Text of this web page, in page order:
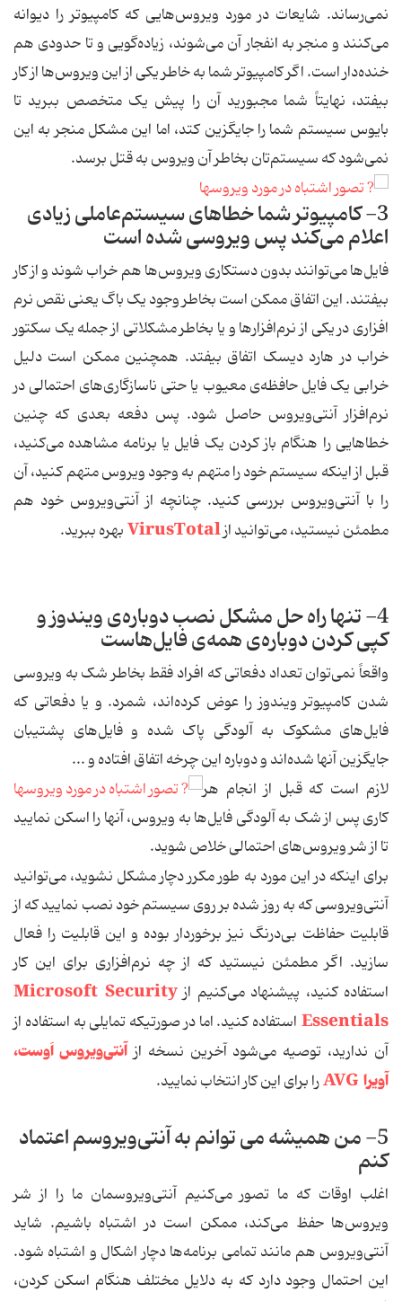
نمی‌رساند. شایعات در مورد ویروس‌هایی که کامپیوتر را دیوانه
می‌کنند و منجر به انفجار آن می‌شوند، زیاده‌گویی و تا حدودی هم
خنده‌دار است. اگر کامپیوتر شما به خاطر یکی از این ویروس‌ها از کار
بیفتد، نهایتاً شما مجبورید آن را پیش یک متخصص ببرید تا
بایوس سیستم شما را جایگزین کتد، اما این مشکل منجر به این
نمی‌شود که سیستم‌تان بخاطر آن ویروس به قتل برسد.
3- کامپیوتر شما خطاهای سیستم‌عاملی زیادی
اعلام می‌کند پس ویروسی شده است
فایل‌ها می‌توانند بدون دستکاری ویروس‌ها هم خراب شوند و از کار
بیفتند. این اتفاق ممکن است بخاطر وجود یک باگ یعنی نقص نرم
افزاری در یکی از نرم‌افزارها و یا بخاطر مشکلاتی از جمله یک سکتور
خراب در هارد دیسک اتفاق بیفتد. همچنین ممکن است دلیل
خرابی یک فایل حافظه‌ی معیوب یا حتی ناسازگاری‌های احتمالی در
نرم‌افزار آنتی‌ویروس حاصل شود. پس دفعه بعدی که چنین
خطاهایی را هنگام باز کردن یک فایل یا برنامه مشاهده می‌کنید،
قبل از اینکه سیستم خود را متهم به وجود ویروس متهم کنید، آن
را با آنتی‌ویروس بررسی کنید. چنانچه از آنتی‌ویروس خود هم
مطمئن نیستید، می‌توانید ازVirusTotalبهره ببرید.
4- تنها راه حل مشکل نصب دوباره‌ی ویندوز و
کپی کردن دوباره‌ی همه‌ی فایل‌هاست
واقعاً نمی‌توان تعداد دفعاتی که افراد فقط بخاطر شک به ویروسی
شدن کامپیوتر ویندوز را عوض کرده‌اند، شمرد. و یا دفعاتی که
فایل‌های مشکوک به آلودگی پاک شده و فایل‌های پشتیبان
جایگزین آنها شده‌اند و دوباره این چرخه اتفاق افتاده و ...
لازم است که قبل از انجام هر
کاری پس از شک به آلودگی فایل‌ها به ویروس، آنها را اسکن نمایید
تا از شر ویروس‌های احتمالی خلاص شوید.
برای اینکه در این مورد به طور مکرر دچار مشکل نشوید، می‌توانید
آنتی‌ویروسی که به روز شده بر روی سیستم خود نصب نمایید که از
قابلیت حفاظت بی‌درنگ نیز برخوردار بوده و این قابلیت را فعال
سازید. اگر مطمئن نیستید که از چه نرم‌افزاری برای این کار
استفاده کنید، پیشنهاد می‌کنیم ازMicrosoft Security
Essentials استفاده کنید. اما در صورتیکه تمایلی به استفاده از
آن ندارید، توصیه می‌شود آخرین نسخه ازآنتی‌ویروس اَوست،
آویرا AVG
را برای این کار انتخاب نمایید.
5- من همیشه می توانم به آنتی‌ویروسم اعتماد
کنم
اغلب اوقات که ما تصور می‌کنیم آنتی‌ویروسمان ما را از شر
ویروس‌ها حفظ می‌کند، ممکن است در اشتباه باشیم. شاید
آنتی‌ویروس هم مانند تمامی برنامه‌ها دچار اشکال و اشتباه شود.
این احتمال وجود دارد که به دلایل مختلف هنگام اسکن کردن،